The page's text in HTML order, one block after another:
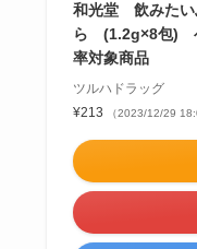
和光堂 飲みた
ら (1.2g×8包)
率対象商品
ツルハドラッグ
¥213
（2023/12/29